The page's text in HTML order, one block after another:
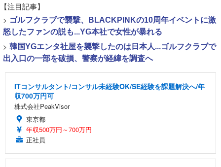
【注目記事】
> ゴルフクラブで襲撃、BLACKPINKの10周年イベントに激
怒したファンの説も...YG本社で女性が暴れる
> 韓国YGエンタ社屋を襲撃したのは日本人...ゴルフクラブで
出入口の一部を破損、警察が経緯を調査へ
ITコンサルタント/コンサル未経験OK/SE経験を課題解決へ/年
収700万円可
株式会社PeakVisor
東京都
年収500万円～700万円
正社員